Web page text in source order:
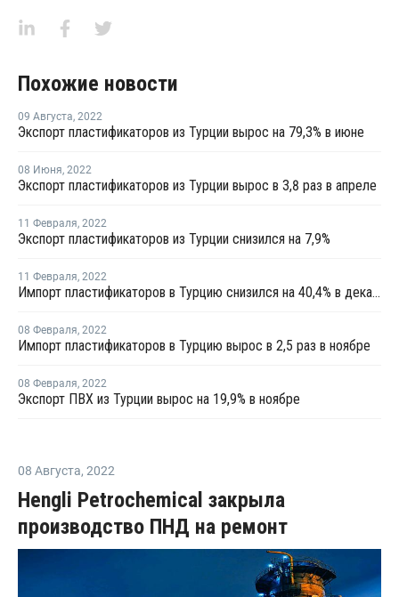
Похожие новости
09 Августа, 2022
Экспорт пластификаторов из Турции вырос на 79,3% в июне
08 Июня, 2022
Экспорт пластификаторов из Турции вырос в 3,8 раз в апреле
11 Февраля, 2022
Экспорт пластификаторов из Турции снизился на 7,9%
11 Февраля, 2022
Импорт пластификаторов в Турцию снизился на 40,4% в декабре
08 Февраля, 2022
Импорт пластификаторов в Турцию вырос в 2,5 раз в ноябре
08 Февраля, 2022
Экспорт ПВХ из Турции вырос на 19,9% в ноябре
08 Августа, 2022
Hengli Petrochemical закрыла
производство ПНД на ремонт